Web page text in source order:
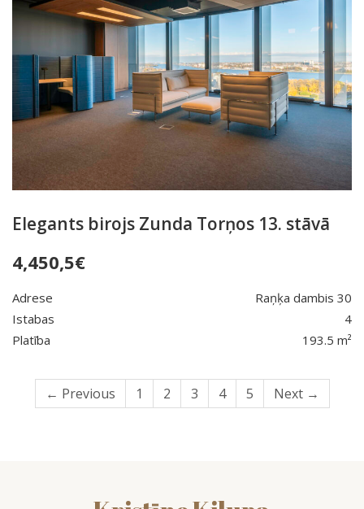
Elegants birojs Zunda Torņos 13. stāvā
4,450,5€
Adrese
Raņķa dambis 30
Istabas
4
Platība
193.5 m²
← Previous 1 2 3 4 5 Next →